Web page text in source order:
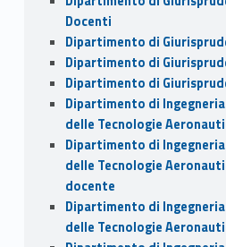
Docenti
Dipartimento di
Dipartimento di
Dipartimento di
Dipartimento di
delle Tecnologie
Dipartimento di
delle Tecnologie
docente
Dipartimento di
delle Tecnologie